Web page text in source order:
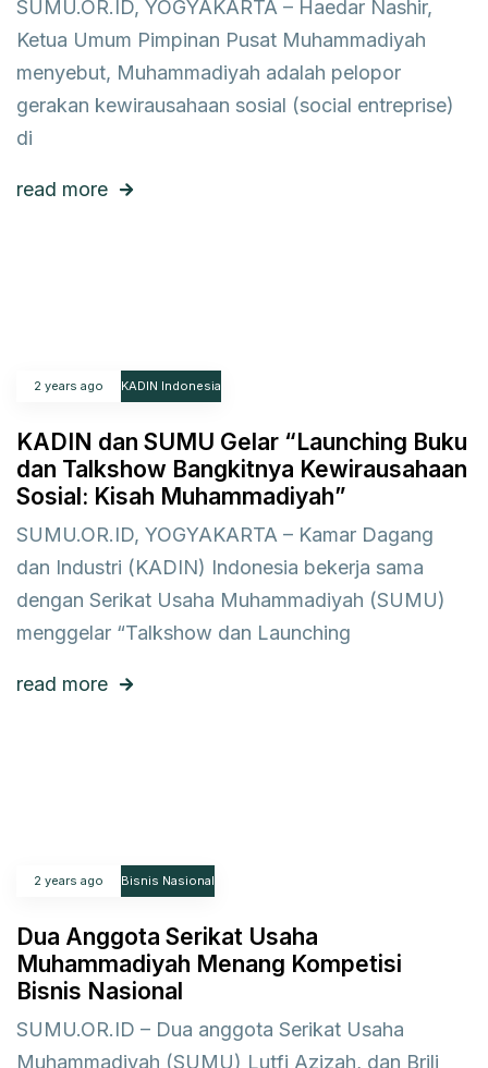
SUMU.OR.ID, YOGYAKARTA – Haedar Nashir,
Ketua Umum Pimpinan Pusat Muhammadiyah
menyebut, Muhammadiyah adalah pelopor
gerakan kewirausahaan sosial (social entreprise)
di
read more
2 years ago KADIN Indonesia
KADIN dan SUMU Gelar “Launching Buku
dan Talkshow Bangkitnya Kewirausahaan
Sosial: Kisah Muhammadiyah”
SUMU.OR.ID, YOGYAKARTA – Kamar Dagang
dan Industri (KADIN) Indonesia bekerja sama
dengan Serikat Usaha Muhammadiyah (SUMU)
menggelar “Talkshow dan Launching
read more
2 years ago Bisnis Nasional
Dua Anggota Serikat Usaha
Muhammadiyah Menang Kompetisi
Bisnis Nasional
SUMU.OR.ID – Dua anggota Serikat Usaha
Muhammadiyah (SUMU) Lutfi Azizah, dan Brili